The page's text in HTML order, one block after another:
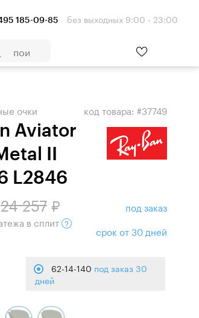
185-09-85 без выходных 9:00 - 23:00
очки
Aviator
II
L2846
код товара: #37749
24 257
в сплит
под заказ
срок от 30 дней
62-14-140 под заказ 30
дней